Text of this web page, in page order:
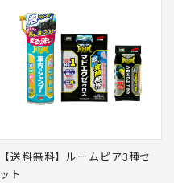
【送料無料】ルームピア3種セ
ット